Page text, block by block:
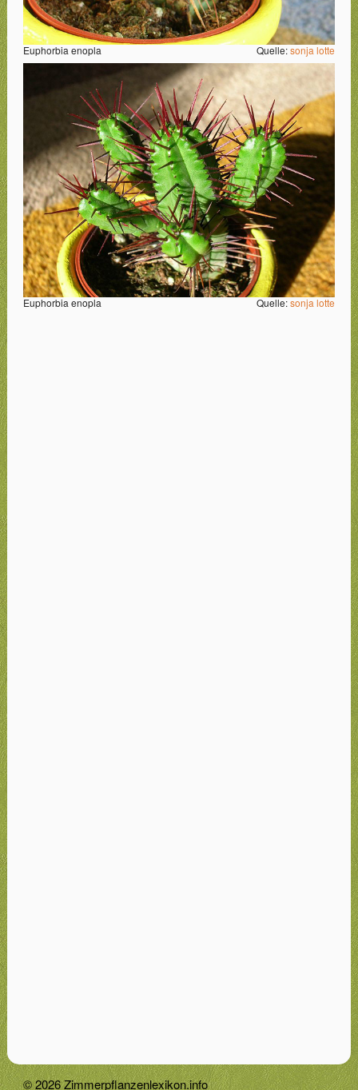
Euphorbia enopla Quelle:sonja lotte
Euphorbia enopla Quelle:sonja lotte
© 2026 Zimmerpflanzenlexikon.info